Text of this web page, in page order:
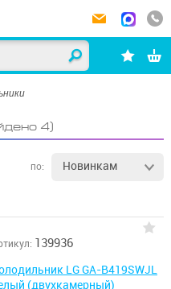
4)
по: Новинкам
139936
LG GA-B419SWJL
(двухкамерный)